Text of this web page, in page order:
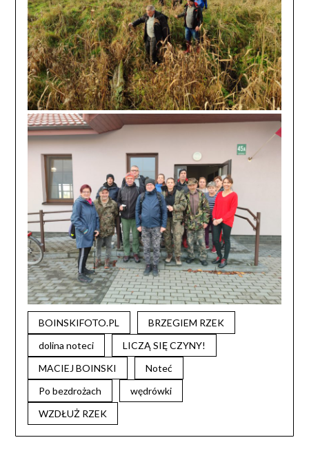
BOINSKIFOTO.PL
BRZEGIEM RZEK
dolina noteci
LICZĄ SIĘ CZYNY!
MACIEJ BOINSKI
Noteć
Po bezdrożach
wędrówki
WZDŁUŻ RZEK